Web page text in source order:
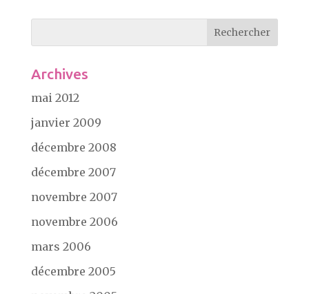
Archives
mai 2012
janvier 2009
décembre 2008
décembre 2007
novembre 2007
novembre 2006
mars 2006
décembre 2005